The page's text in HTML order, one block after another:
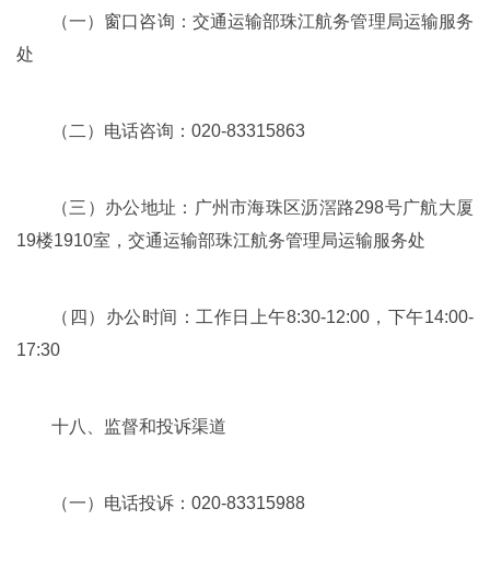
（一）窗口咨询：交通运输部珠江航务管理局运输服务
处
（二）电话咨询：020-83315863
（三）办公地址：广州市海珠区沥滘路298号广航大厦
19楼1910室，交通运输部珠江航务管理局运输服务处
（四）办公时间：工作日上午8:30-12:00，下午14:00-
17:30
十八、监督和投诉渠道
（一）电话投诉：020-83315988